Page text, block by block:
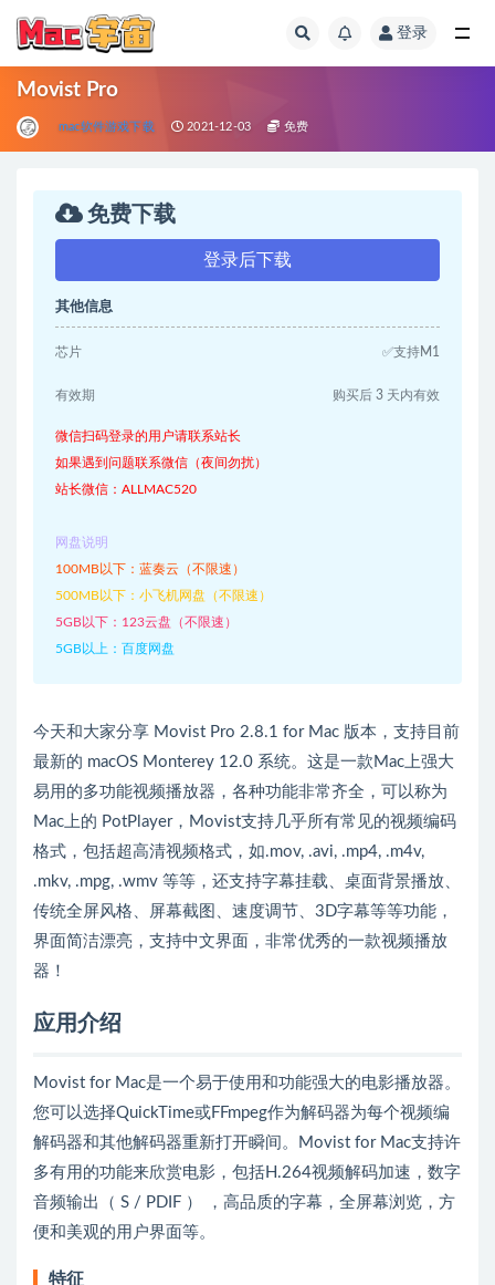
登录
Movist Pro
mac软件游戏下载 2021-12-03 免费
免费下载
登录后下载
其他信息
芯片 ✅支持M1
有效期 购买后 3 天内有效
微信扫码登录的用户请联系站长
如果遇到问题联系微信（夜间勿扰）
站长微信：ALLMAC520
网盘说明
100MB以下：蓝奏云（不限速）
500MB以下：小飞机网盘（不限速）
5GB以下：123云盘（不限速）
5GB以上：百度网盘
今天和大家分享 Movist Pro 2.8.1 for Mac 版本，支持目前
最新的 macOS Monterey 12.0 系统。这是一款Mac上强大
易用的多功能视频播放器，各种功能非常齐全，可以称为
Mac上的 PotPlayer，Movist支持几乎所有常见的视频编码
格式，包括超高清视频格式，如.mov, .avi, .mp4, .m4v,
.mkv, .mpg, .wmv 等等，还支持字幕挂载、桌面背景播放、
传统全屏风格、屏幕截图、速度调节、3D字幕等等功能，
界面简洁漂亮，支持中文界面，非常优秀的一款视频播放
器！
应用介绍
Movist for Mac是一个易于使用和功能强大的电影播放器。
您可以选择QuickTime或FFmpeg作为解码器为每个视频编
解码器和其他解码器重新打开瞬间。Movist for Mac支持许
多有用的功能来欣赏电影，包括H.264视频解码加速，数字
音频输出（ S / PDIF ） ，高品质的字幕，全屏幕浏览，方
便和美观的用户界面等。
特征